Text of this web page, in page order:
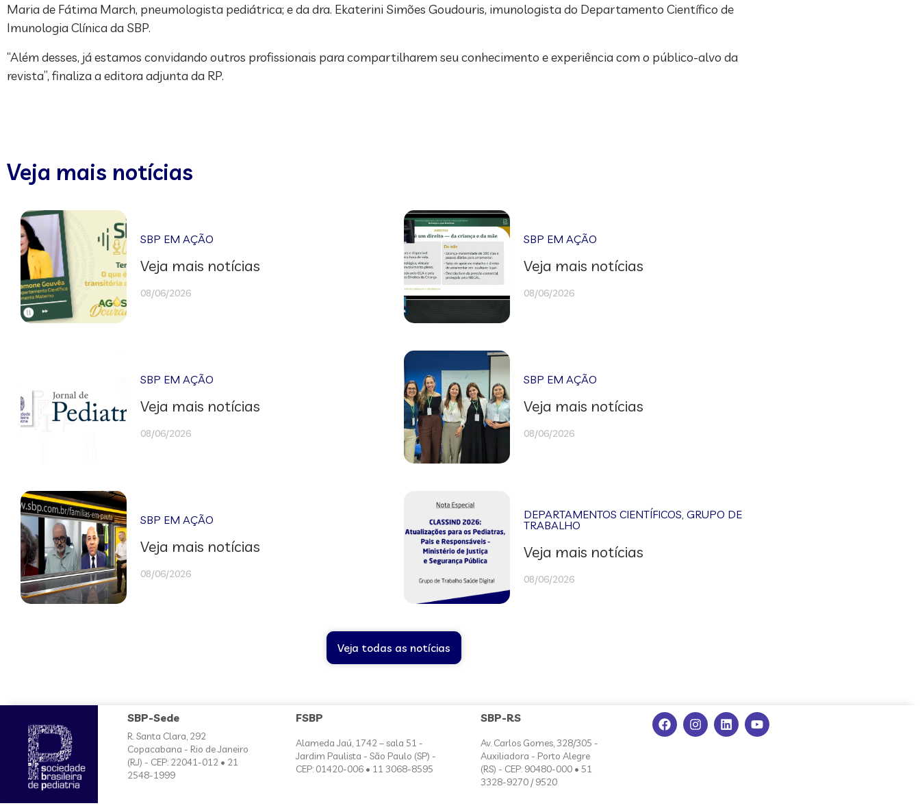
Maria de Fátima March, pneumologista pediátrica; e da dra. Ekaterini Simões Goudouris, imunologista do Departamento Científico de
Imunologia Clínica da SBP.
“Além desses, já estamos convidando outros profissionais para compartilharem seu conhecimento e experiência com o público-alvo da
revista”, finaliza a editora adjunta da RP.
Veja mais notícias
SBP EM AÇÃO
Veja mais notícias
08/06/2026
SBP EM AÇÃO
Veja mais notícias
08/06/2026
SBP EM AÇÃO
Veja mais notícias
08/06/2026
SBP EM AÇÃO
Veja mais notícias
08/06/2026
SBP EM AÇÃO
Veja mais notícias
08/06/2026
DEPARTAMENTOS CIENTÍFICOS,GRUPO DE
TRABALHO
Veja mais notícias
08/06/2026
Veja todas as notícias
SBP-Sede
R. Santa Clara, 292
Copacabana - Rio de Janeiro
(RJ) - CEP: 22041-012 • 21
2548-1999
FSBP
Alameda Jaú, 1742 – sala 51 -
Jardim Paulista - São Paulo (SP) -
CEP: 01420-006 • 11 3068-8595
SBP-RS
Av. Carlos Gomes, 328/305 -
Auxiliadora - Porto Alegre
(RS) - CEP: 90480-000 • 51
3328-9270 / 9520